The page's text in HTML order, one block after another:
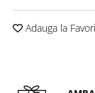
Adauga la